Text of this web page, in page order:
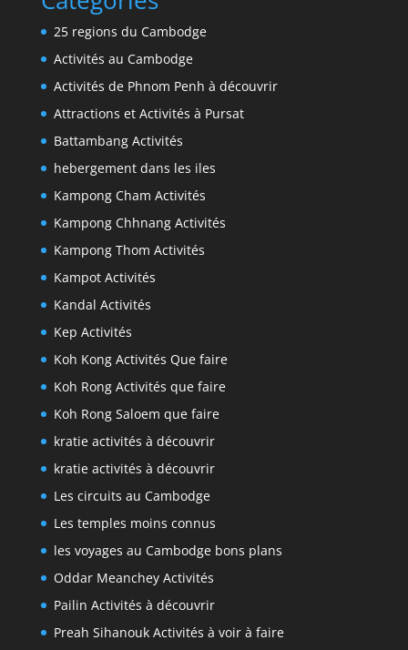
25 regions du Cambodge
Activités au Cambodge
Activités de Phnom Penh à découvrir
Attractions et Activités à Pursat
Battambang Activités
hebergement dans les iles
Kampong Cham Activités
Kampong Chhnang Activités
Kampong Thom Activités
Kampot Activités
Kandal Activités
Kep Activités
Koh Kong Activités Que faire
Koh Rong Activités que faire
Koh Rong Saloem que faire
kratie activités à découvrir
kratie activités à découvrir
Les circuits au Cambodge
Les temples moins connus
les voyages au Cambodge bons plans
Oddar Meanchey Activités
Pailin Activités à découvrir
Preah Sihanouk Activités à voir à faire